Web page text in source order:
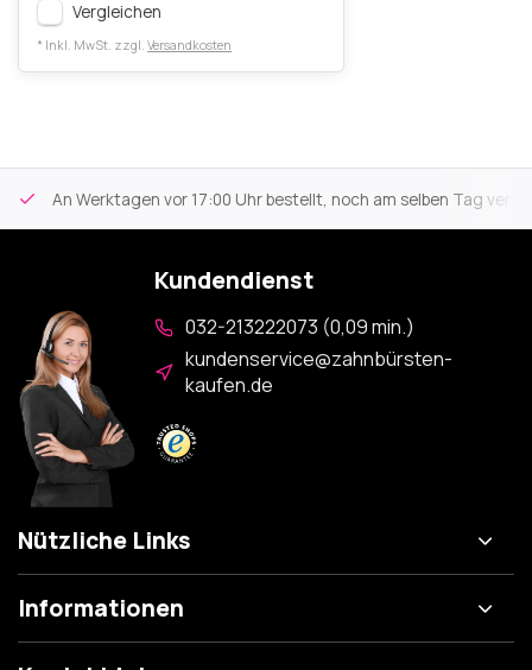
Vergleichen
* Inkl. MwSt. zzgl. Versandkosten
An Werktagen vor 17:00 Uhr bestellt, noch am selben Tag
Kundendienst
032-213222073 (0,09 min.)
kundenservice@zahnbürsten-
kaufen.de
Nützliche Links
Informationen